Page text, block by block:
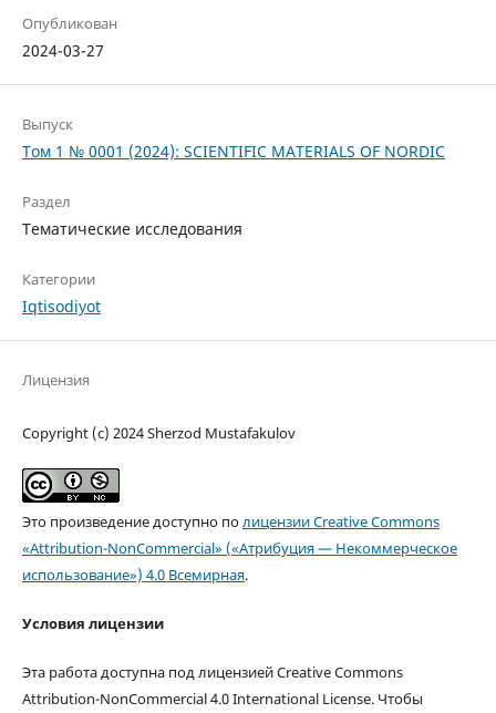
Опубликован
2024-03-27
Выпуск
Том 1 № 0001 (2024): SCIENTIFIC MATERIALS OF NORDIC
Раздел
Тематические исследования
Категории
Iqtisodiyot
Лицензия
Copyright (c) 2024 Sherzod Mustafakulov
Это произведение доступно по лицензии Creative Commons
«Attribution-NonCommercial» («Атрибуция — Некоммерческое
использование») 4.0 Всемирная.
Условия лицензии
Эта работа доступна под лицензией Creative Commons
Attribution-NonCommercial 4.0 International License. Чтобы